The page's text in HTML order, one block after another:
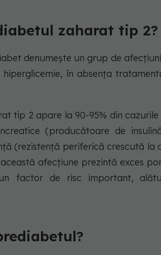
zaharat tip 2?
denumește un grup de
hiperglicemie, în absența
tip 2 apare la 90-95% din
(producătoare de
(rezistență periferică crescută la
afecțiune prezintă exces
factor de risc important,